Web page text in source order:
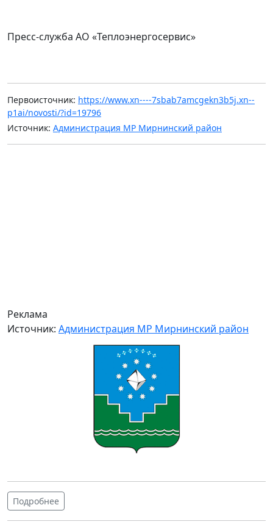
Пресс-служба АО «Теплоэнергосервис»
Первоисточник: https://www.xn----7sbab7amcgekn3b5j.xn--
p1ai/novosti/?id=19796
Источник: Администрация МР Мирнинский район
Реклама
Источник: Администрация МР Мирнинский район
Подробнее